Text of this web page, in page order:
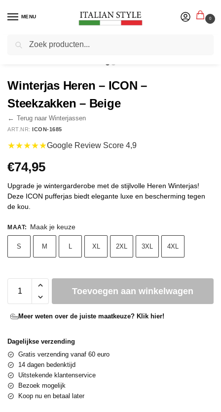
MENU 0
Home Herenmode / Jassen
Winterjas Heren – ICON –
Steekzakken – Beige
← Terug naar Winterjassen
ART.NR: ICON-1685
★★★★★Google Review Score 4,9
€74,95
Upgrade je wintergarderobe met de stijlvolle Heren Winterjas!
Deze ICON pufferjas biedt elegante luxe en bescherming tegen
de kou.
MAAT: Maak je keuze
S M L XL 2XL 3XL 4XL
Toevoegen aan winkelwagen
Meer weten over de juiste maatkeuze? Klik hier!
Dagelijkse verzending
Gratis verzending vanaf 60 euro
14 dagen bedenktijd
Uitstekende klantenservice
Bezoek mogelijk
Koop nu en betaal later